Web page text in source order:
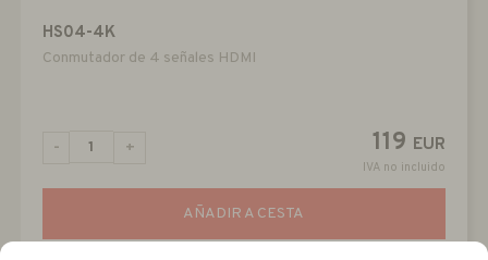
HS04-4K
Conmutador de 4 señales HDMI
119 EUR
IVA no incluido
- +
AÑADIR A CESTA